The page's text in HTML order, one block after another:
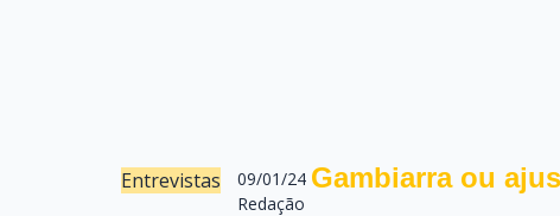
Entrevistas
09/01/24
Redação
Gambiarra ou